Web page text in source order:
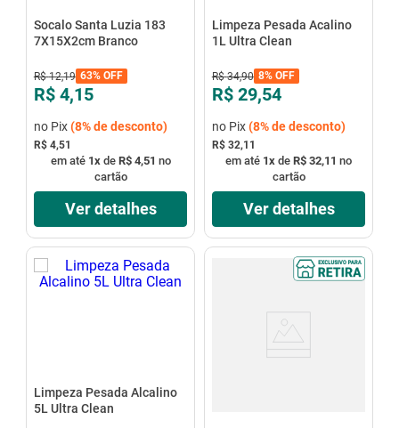
Socalo Santa Luzia 183
7X15X2cm Branco
R$ 12,19 63%OFF
R$ 4,15
no Pix(8%de desconto)
R$ 4,51
em até 1xde R$ 4,51 no
cartão
Ver detalhes
Limpeza Pesada Acalino
1L Ultra Clean
R$ 34,90 8%OFF
R$ 29,54
no Pix(8%de desconto)
R$ 32,11
em até 1x de R$ 32,11 no
cartão
Ver detalhes
Limpeza Pesada Alcalino
5L Ultra Clean